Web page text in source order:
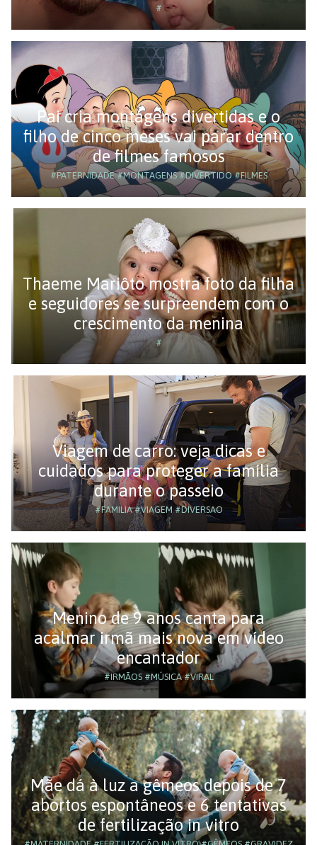
#
Pai cria montagens divertidas e o
filho de cinco meses vai parar dentro
de filmes famosos
#PATERNIDADE#MONTAGENS#DIVERTIDO#FILMES
Thaeme Mariôto mostra foto da filha
e seguidores se surpreendem com o
crescimento da menina
#
Viagem de carro: veja dicas e
cuidados para proteger a família
durante o passeio
#FAMILIA#VIAGEM#DIVERSAO
Menino de 9 anos canta para
acalmar irmã mais nova em vídeo
encantador
#IRMÃOS#MÚSICA#VIRAL
Mãe dá à luz a gêmeos depois de 7
abortos espontâneos e 6 tentativas
de fertilização in vitro